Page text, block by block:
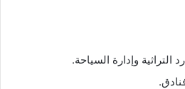
وإدارة السياحة.